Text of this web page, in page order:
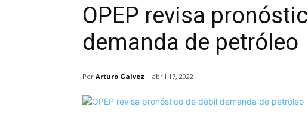
OPEP revisa
demanda de petróleo
Por Arturo Galvez abril 17, 2022